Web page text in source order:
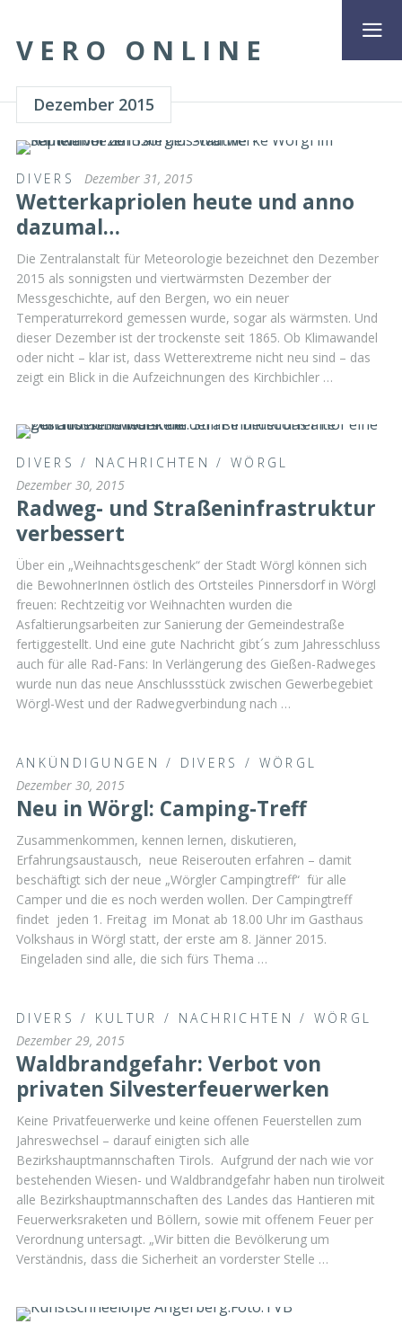
VERO ONLINE
Dezember 2015
DIVERS Dezember 31, 2015
Wetterkapriolen heute und anno
dazumal…
Die Zentralanstalt für Meteorologie bezeichnet den Dezember
2015 als sonnigsten und viertwärmsten Dezember der
Messgeschichte, auf den Bergen, wo ein neuer
Temperaturrekord gemessen wurde, sogar als wärmsten. Und
dieser Dezember ist der trockenste seit 1865. Ob Klimawandel
oder nicht – klar ist, dass Wetterextreme nicht neu sind – das
zeigt ein Blick in die Aufzeichnungen des Kirchbichler …
DIVERS / NACHRICHTEN /WÖRGL
Dezember 30, 2015
Radweg- und Straßeninfrastruktur
verbessert
Über ein „Weihnachtsgeschenk“ der Stadt Wörgl können sich
die BewohnerInnen östlich des Ortsteiles Pinnersdorf in Wörgl
freuen: Rechtzeitig vor Weihnachten wurden die
Asfaltierungsarbeiten zur Sanierung der Gemeindestraße
fertiggestellt. Und eine gute Nachricht gibt´s zum Jahresschluss
auch für alle Rad-Fans: In Verlängerung des Gießen-Radweges
wurde nun das neue Anschlussstück zwischen Gewerbegebiet
Wörgl-West und der Radwegverbindung nach …
ANKÜNDIGUNGEN / DIVERS / WÖRGL
Dezember 30, 2015
Neu in Wörgl: Camping-Treff
Zusammenkommen, kennen lernen, diskutieren,
Erfahrungsaustausch, neue Reiserouten erfahren – damit
beschäftigt sich der neue „Wörgler Campingtreff“ für alle
Camper und die es noch werden wollen. Der Campingtreff
findet jeden 1. Freitag im Monat ab 18.00 Uhr im Gasthaus
Volkshaus in Wörgl statt, der erste am 8. Jänner 2015.
Eingeladen sind alle, die sich fürs Thema …
DIVERS / KULTUR / NACHRICHTEN / WÖRGL
Dezember 29, 2015
Waldbrandgefahr: Verbot von
privaten Silvesterfeuerwerken
Keine Privatfeuerwerke und keine offenen Feuerstellen zum
Jahreswechsel – darauf einigten sich alle
Bezirkshauptmannschaften Tirols. Aufgrund der nach wie vor
bestehenden Wiesen- und Waldbrandgefahr haben nun tirolweit
alle Bezirkshauptmannschaften des Landes das Hantieren mit
Feuerwerksraketen und Böllern, sowie mit offenem Feuer per
Verordnung untersagt. „Wir bitten die Bevölkerung um
Verständnis, dass die Sicherheit an vorderster Stelle …